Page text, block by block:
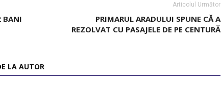
BANI
Articolul Următor
PRIMARUL ARADULUI SPUNE CĂ A
REZOLVAT CU PASAJELE DE PE CENTURĂ
LA AUTOR